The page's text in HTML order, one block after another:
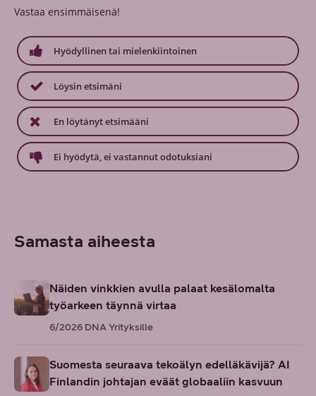
Vastaa ensimmäisenä!
Hyödyllinen tai mielenkiintoinen
Löysin etsimäni
En löytänyt etsimääni
Ei hyödytä, ei vastannut odotuksiani
Samasta aiheesta
Näiden vinkkien avulla palaat kesälomalta
työarkeen täynnä virtaa
6/2026 DNA Yrityksille
Suomesta seuraava tekoälyn edelläkävijä? AI
Finlandin johtajan eväät globaaliin kasvuun